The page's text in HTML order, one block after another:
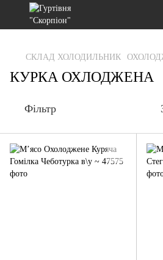
gtag('js', new Date()); gtag('config', 'G-
СКЛАД ХОЛОДИЛЬНИК
КУРКА ОХЛОДЖЕНА
Фільтр